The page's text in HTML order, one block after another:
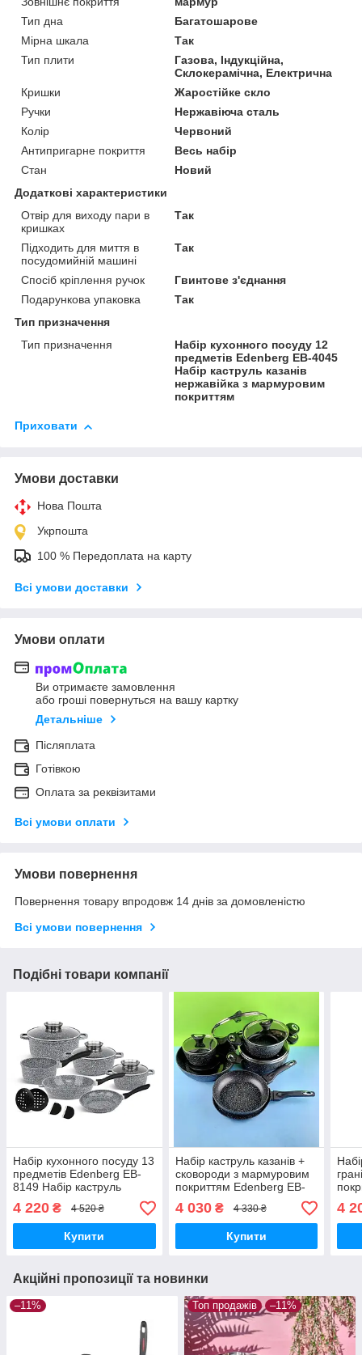
Тип дна
Багатошарове
Мірна шкала
Так
Тип плити
Газова, Індукційна,
Склокерамічна, Електрична
Кришки
Жаростійке скло
Ручки
Нержавіюча сталь
Колір
Червоний
Антипригарне покриття
Весь набір
Стан
Новий
Додаткові характеристики
Отвір для виходу пари в
кришках
Так
Підходить для миття в
посудомийній машині
Так
Спосіб кріплення ручок
Гвинтове з'єднання
Подарункова упаковка
Так
Тип призначення
Тип призначення
Набір кухонного посуду 12
предметів Edenberg EB-4045
Набір каструль казанів
нержавійка з мармуровим
покриттям
Приховати
Умови доставки
Нова Пошта
Укрпошта
100 % Передоплата на карту
Всі умови доставки
Умови оплати
Ви отримаєте замовлення
або гроші повернуться на вашу картку
Детальніше
Післяплата
Готівкою
Оплата за реквізитами
Всі умови оплати
Умови повернення
Повернення товару впродовж 14 днів за домовленістю
Всі умови повернення
Подібні товари компанії
Набір кухонного посуду 13
предметів Edenberg EB-
8149 Набір каструль
казанів із гранітним
антипригарним покриттям
4 220 ₴ 4 520 ₴
Купити
Набір каструль казанів +
сковороди з мармуровим
покриттям Edenberg EB-
5615 Набір кухонного
посуду 12 предметів
4 030₴ 4 330 ₴
Купити
4
Акційні пропозиції та новинки
–11% Топ продажів –11%